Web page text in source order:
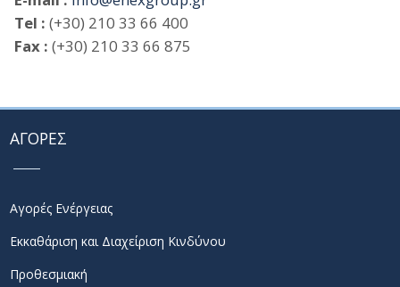
Tel : (+30) 210 33 66 400
Fax : (+30) 210 33 66 875
ΑΓΟΡΕΣ
Αγορές Ενέργειας
Εκκαθάριση και Διαχείριση Κινδύνου
Προθεσμιακή